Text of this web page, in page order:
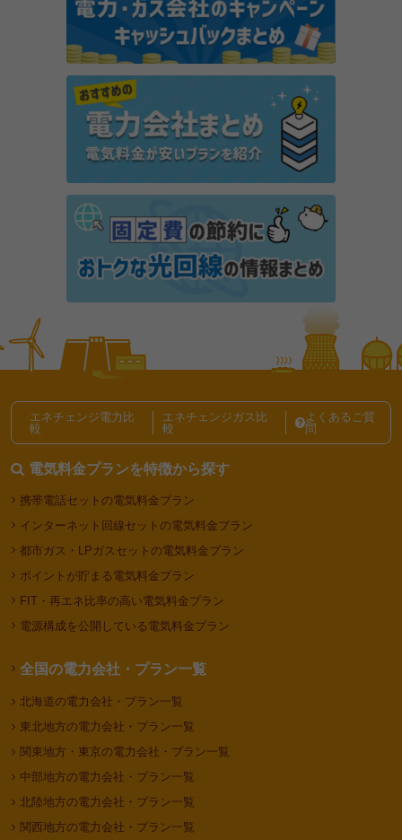
ベトナムで使えるVPN｜おすすめ3選と選び方を解説
auでんちとは？サービス内容や電気料金が割引され
る仕組みを解説
電気代の内訳の調べ方は？料金が高くなる理由と節約
東京で一人暮らしの光熱費は平均いくら？電気代・ガ
ス代の節約方法も解説
エネチェンジ電力比
較
エネチェンジガス比
較
よくあるご質
問
電気料金プランを特徴から探す
携帯電話セットの電気料金プラン
インターネット回線セットの電気料金プラン
都市ガス・LPガスセットの電気料金プラン
ポイントが貯まる電気料金プラン
FIT・再エネ比率の高い電気料金プラン
電源構成を公開している電気料金プラン
全国の電力会社・プラン一覧
北海道の電力会社・プラン一覧
東北地方の電力会社・プラン一覧
関東地方・東京の電力会社・プラン一覧
中部地方の電力会社・プラン一覧
北陸地方の電力会社・プラン一覧
関西地方の電力会社・プラン一覧